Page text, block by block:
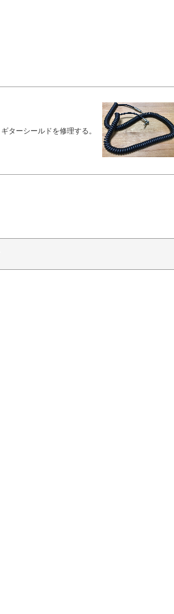
ギターシールドを修理する。